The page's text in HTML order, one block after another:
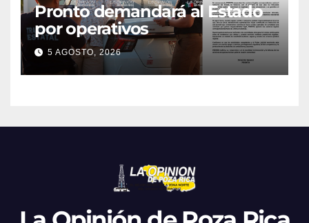
Pronto demandará al Estado
por operativos
5 AGOSTO, 2026